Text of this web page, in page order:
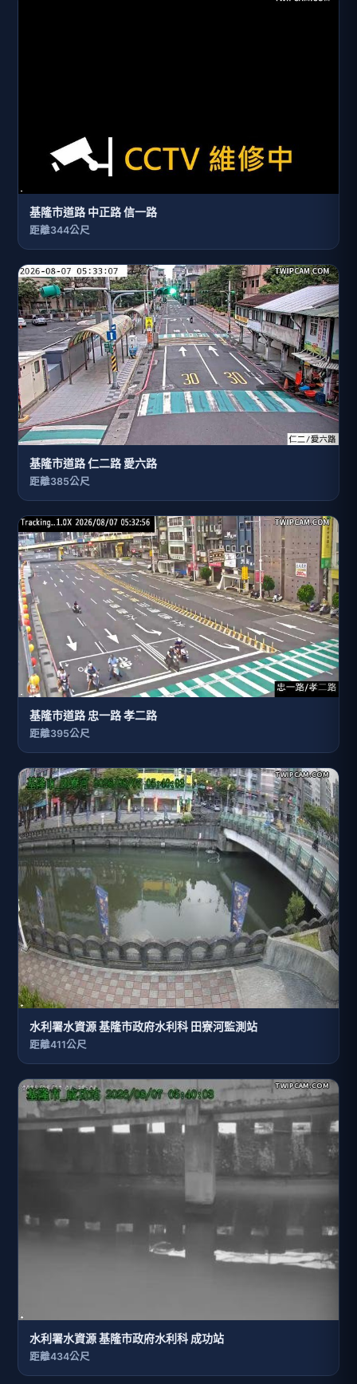
基隆市道路 中正路 信一路
距離344公尺
基隆市道路 仁二路 愛六路
距離385公尺
基隆市道路 忠一路 孝二路
距離395公尺
水利署水資源 基隆市政府水利科 田寮河監測站
距離411公尺
水利署水資源 基隆市政府水利科 成功站
距離434公尺